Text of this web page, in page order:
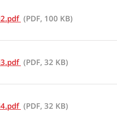
(PDF, 100 KB)
(PDF, 32 KB)
(PDF, 32 KB)